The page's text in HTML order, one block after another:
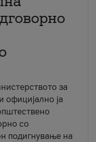
за
официјално ја
со
подигнување на